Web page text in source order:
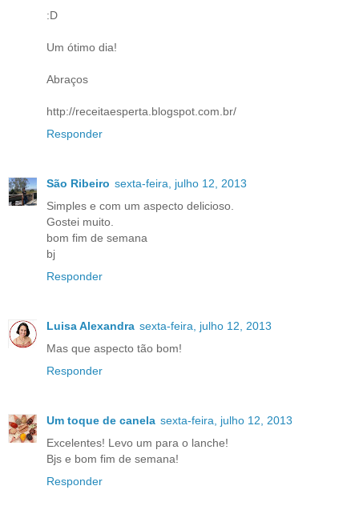
:D
Um ótimo dia!
Abraços
http://receitaesperta.blogspot.com.br/
Responder
São Ribeiro sexta-feira, julho 12, 2013
Simples e com um aspecto delicioso.
Gostei muito.
bom fim de semana
bj
Responder
Luisa Alexandra sexta-feira, julho 12, 2013
Mas que aspecto tão bom!
Responder
Um toque de canela sexta-feira, julho 12, 2013
Excelentes! Levo um para o lanche!
Bjs e bom fim de semana!
Responder